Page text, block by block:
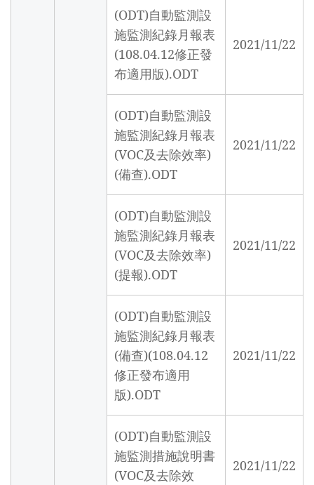
(ODT)自動監測設
施監測紀錄月報表
(108.04.12修正發
布適用版).ODT
2021/11/22
(ODT)自動監測設
施監測紀錄月報表
(VOC及去除效率)
(備查).ODT
2021/11/22
(ODT)自動監測設
施監測紀錄月報表
(VOC及去除效率)
(提報).ODT
2021/11/22
(ODT)自動監測設
施監測紀錄月報表
(備查)(108.04.12
修正發布適用
版).ODT
2021/11/22
(ODT)自動監測設
施監測措施說明書
(VOC及去除效
2021/11/22